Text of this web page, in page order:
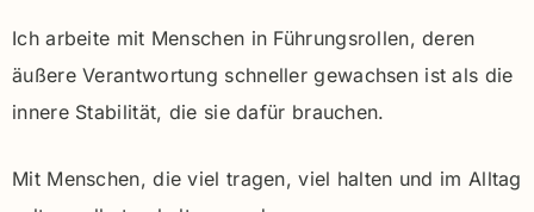
Ich arbeite mit Menschen in Führungsrollen, deren
äußere Verantwortung schneller gewachsen ist als die
innere Stabilität, die sie dafür brauchen.
Mit Menschen, die viel tragen, viel halten und im Alltag